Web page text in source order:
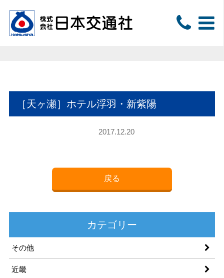
［天ヶ瀬］ホテル浮羽・新紫陽
2017.12.20
戻る
カテゴリー
その他
近畿